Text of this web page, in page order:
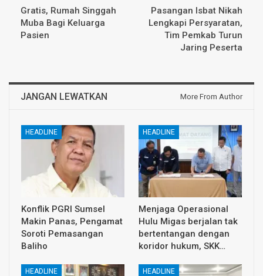
Gratis, Rumah Singgah
Muba Bagi Keluarga
Pasien
Pasangan Isbat Nikah
Lengkapi Persyaratan,
Tim Pemkab Turun
Jaring Peserta
JANGAN LEWATKAN More From Author
HEADLINE
Konflik PGRI Sumsel
Makin Panas, Pengamat
Soroti Pemasangan
Baliho
HEADLINE
Menjaga Operasional
Hulu Migas berjalan tak
bertentangan dengan
koridor hukum, SKK…
HEADLINE HEADLINE